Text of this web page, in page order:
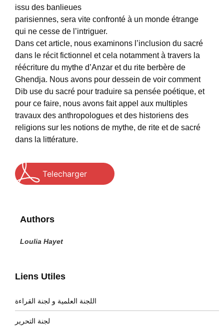
Liens Utiles
اللجنة العلمية و لجنة القراءة
لجنة التحرير
issu des banlieues
parisiennes, sera vite confronté à un monde étrange
qui ne cesse de l’intriguer.
Dans cet article, nous examinons l’inclusion du sacré
dans le récit fictionnel et cela notamment à travers la
réécriture du mythe d’Anzar et du rite berbère de
Ghendja. Nous avons pour dessein de voir comment
Dib use du sacré pour traduire sa pensée poétique, et
pour ce faire, nous avons fait appel aux multiples
travaux des anthropologues et des historiens des
religions sur les notions de mythe, de rite et de sacré
dans la littérature.
Telecharger
Authors
Loulia Hayet